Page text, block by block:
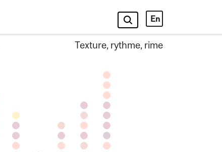
En
Texture, rythme, rime